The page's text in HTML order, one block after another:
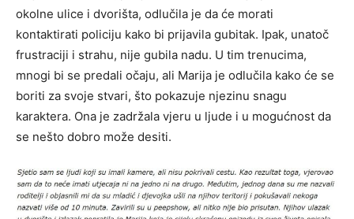
okolne ulice i dvorišta, odlučila je da će morati
kontaktirati policiju kako bi prijavila gubitak. Ipak, unatoč
frustraciji i strahu, nije gubila nadu. U tim trenucima,
mnogi bi se predali očaju, ali Marija je odlučila kako će se
boriti za svoje stvari, što pokazuje njezinu snagu
karaktera. Ona je zadržala vjeru u ljude i u mogućnost da
se nešto dobro može desiti.